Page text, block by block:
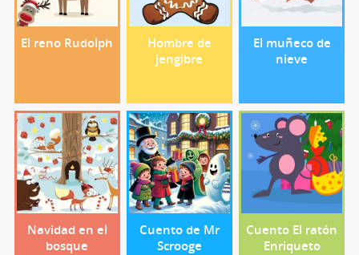
El reno Rudolph
Hombre de
jengibre
El muñeco de
nieve
Navidad en el
bosque
Cuento de Mr
Scrooge
Cuento El ratón
Enriqueto